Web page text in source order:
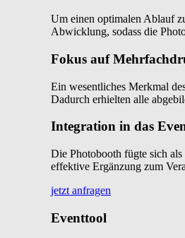
Um einen optimalen Ablauf
Abwicklung, sodass die
Fokus auf
Ein wesentliches Merkmal
Dadurch erhielten alle
Integration in das
Die Photobooth fügte sich
effektive Ergänzung zum
jetzt anfragen
Eventtool